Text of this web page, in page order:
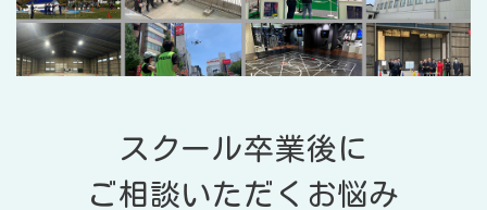
スクール卒業後に
ご相談いただくお悩み